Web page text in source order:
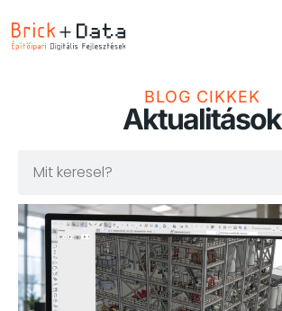
Szolgáltatások
Csapatunk
Kapcsolat
BLOG CIKKEK
Aktualitások